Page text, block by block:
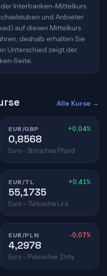
Interbanken-Mittelkurs
und Anbieter
auf diesen Mittelkurs
deshalb erhalten Sie
Unterschied zeigt der
Seite.
Alle Kurse →
EUR/GBP +0,04%
0,8568
Euro – Britisches Pfund
EUR/TL +0,41%
55,1735
Euro – Türkische Lira
EUR/PLN -0,07%
4,2978
Euro – Polnischer Zloty